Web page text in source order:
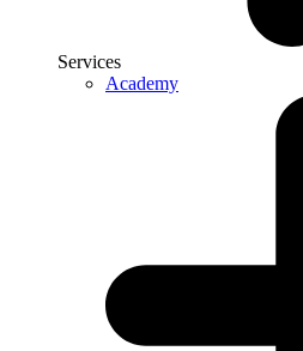
Services
Academy